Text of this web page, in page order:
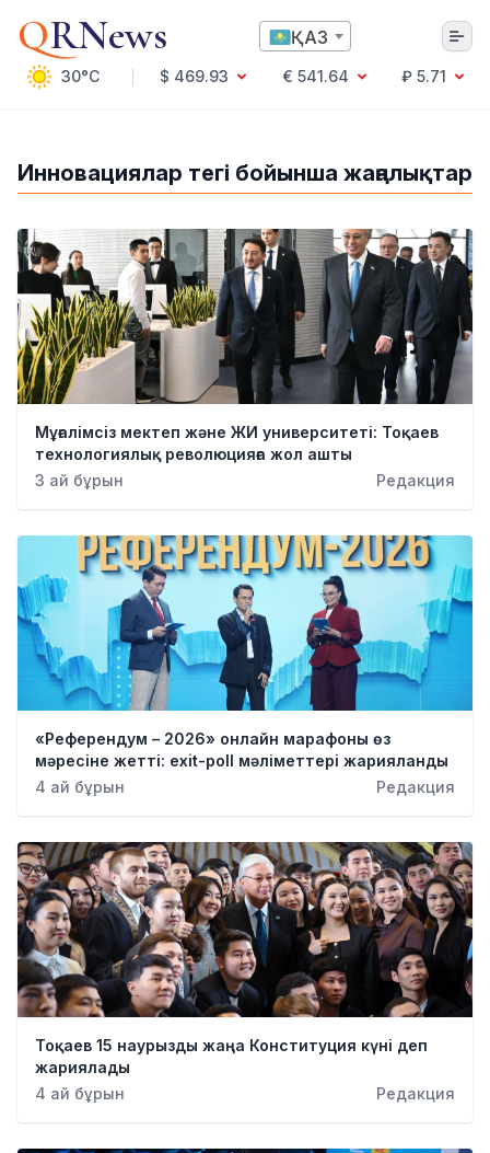
QRNews ҚАЗ
30°C $ 469.93 € 541.64
₽ 5.71
Мәдениет
Саясат
Технология
Экономика
Әлемде
Қоғам
Білім және Ғылым
Оқиға
Ауа райы
Денсаулық
Бизнес
Инновациялар тегі бойынша жаңалықтар
Мұғалімсіз мектеп және ЖИ университеті: Тоқаев
технологиялық революцияға жол ашты
3 ай бұрын
Редакция
«Референдум – 2026» онлайн марафоны өз
мәресіне жетті: exit-poll мәліметтері жарияланды
4 ай бұрын
Редакция
Тоқаев 15 наурызды жаңа Конституция күні деп
жариялады
4 ай бұрын
Редакция